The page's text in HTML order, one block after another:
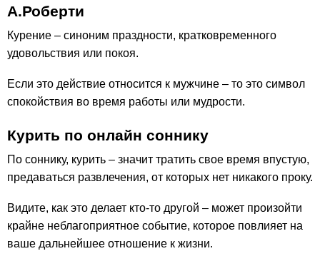
А.Роберти
Курение – синоним праздности, кратковременного
удовольствия или покоя.
Если это действие относится к мужчине – то это символ
спокойствия во время работы или мудрости.
Курить по онлайн соннику
По соннику, курить – значит тратить свое время впустую,
предаваться развлечения, от которых нет никакого проку.
Видите, как это делает кто-то другой – может произойти
крайне неблагоприятное событие, которое повлияет на
ваше дальнейшее отношение к жизни.